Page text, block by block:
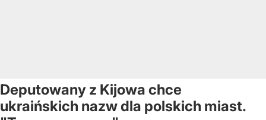
Deputowany z Kijowa chce
ukraińskich nazw dla polskich miast.